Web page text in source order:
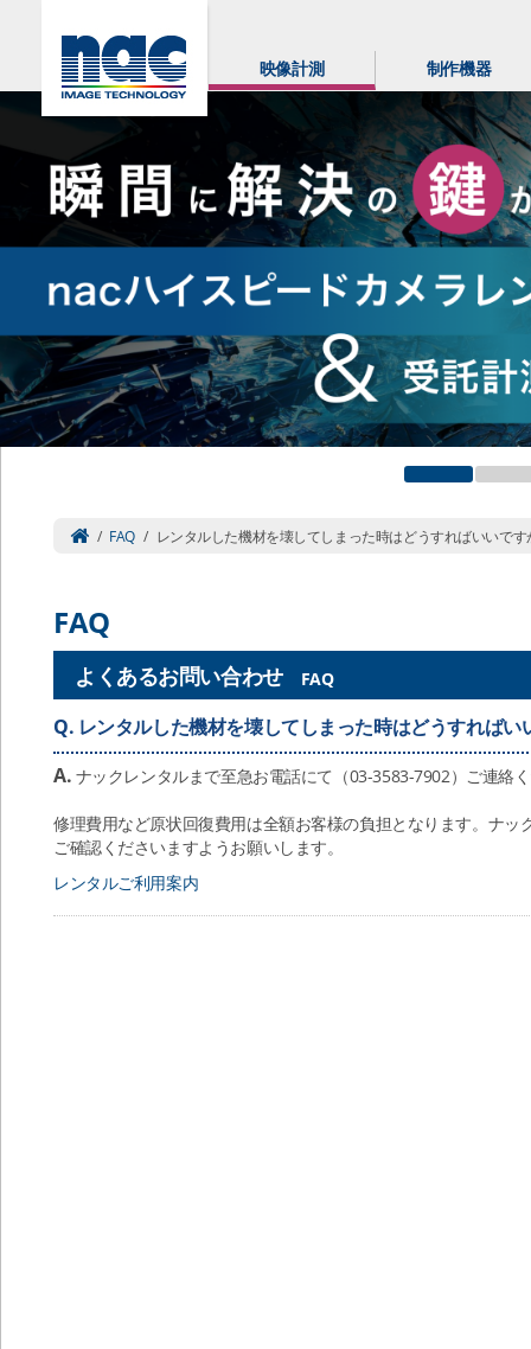
映像計測 制作機器
/ FAQ / レンタルした機材を壊してしまった時はどうすればいいです
FAQ
よくあるお問い合わせ FAQ
Q. レンタルした機材を壊してしまった時はどうすればい
A. ナックレンタルまで至急お電話にて（03-3583-7902）ご連絡
修理費用など原状回復費用は全額お客様の負担となります。ナ
ご確認くださいますようお願いします。
レンタルご利用案内